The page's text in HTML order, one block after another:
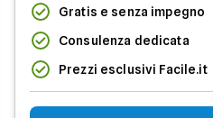
Gratis e senza impegno
Consulenza dedicata
Prezzi esclusivi Facile.it